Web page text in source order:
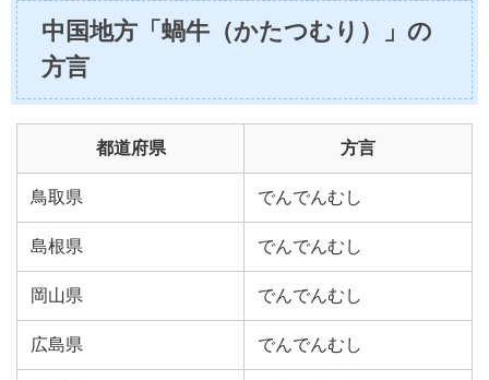
中国地方「蝸牛（かたつむり）」の
方言
都道府県 方言
鳥取県 でんでんむし
島根県 でんでんむし
岡山県 でんでんむし
広島県 でんでんむし